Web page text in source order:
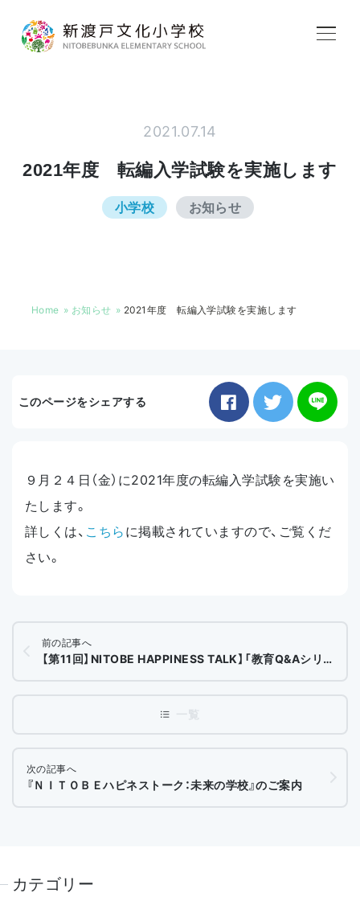
学校生活
お知らせ
2021.07.14
2021年度 転編入学試験を実施します
小学校 お知らせ
Home お知らせ 2021年度 転編入学試験を実施します
このページをシェアする
９月２４日（金）に2021年度の転編入学試験を実施い
たします。
詳しくは、 こちら に掲載されていますので、ご覧くだ
さい。
前の記事へ
【第11回】NITOBE HAPPINESS TALK】「教育Q&Aシリーズ」～高校受験～
次の記事へ
『ＮＩＴＯＢＥハピネストーク：未来の学校』のご案内
カテゴリー